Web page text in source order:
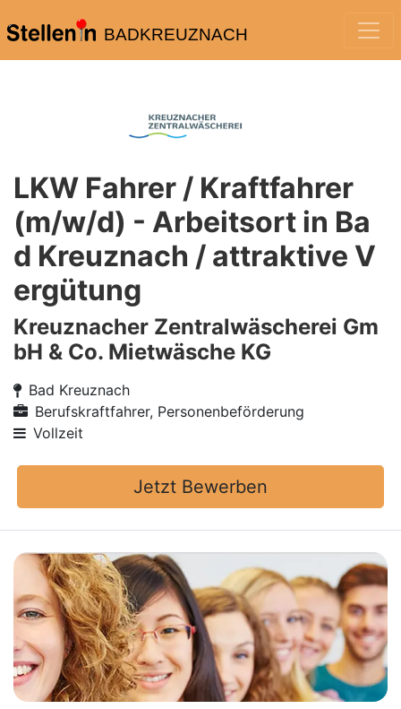
BADKREUZNACH
LKW Fahrer / Kraftfahrer
(m/w/d) - Arbeitsort in Ba
d Kreuznach / attraktive V
ergütung
Kreuznacher Zentralwäscherei Gm
bH & Co. Mietwäsche KG
Bad Kreuznach
Berufskraftfahrer, Personenbeförderung
Vollzeit
Jetzt Bewerben